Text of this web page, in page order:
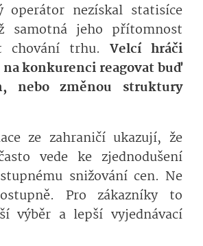
operátor nezískal statisíce
samotná jeho přítomnost
chování trhu. Velcí hráči
konkurenci reagovat buď
nebo změnou struktury
ze zahraničí ukazují, že
vede ke zjednodušení
snižování cen. Ne
Pro zákazníky to
výběr a lepší vyjednávací